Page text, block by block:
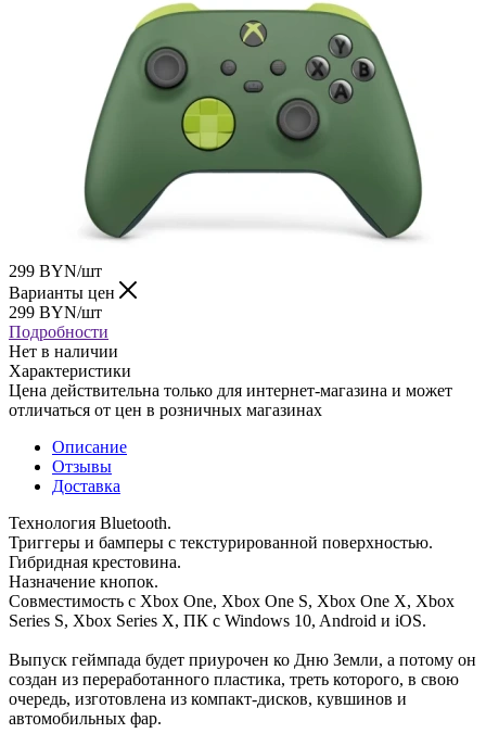
299 BYN/шт
Варианты цен
299 BYN/шт
Подробности
Нет в наличии
Характеристики
Цена действительна только для интернет-магазина и может
отличаться от цен в розничных магазинах
Описание
Отзывы
Доставка
Технология Bluetooth.
Триггеры и бамперы с текстурированной поверхностью.
Гибридная крестовина.
Назначение кнопок.
Совместимость с Xbox One, Xbox One S, Xbox One X, Xbox
Series S, Xbox Series X, ПК с Windows 10, Android и iOS.
Выпуск геймпада будет приурочен ко Дню Земли, а потому он
создан из переработанного пластика, треть которого, в свою
очередь, изготовлена из компакт-дисков, кувшинов и
автомобильных фар.